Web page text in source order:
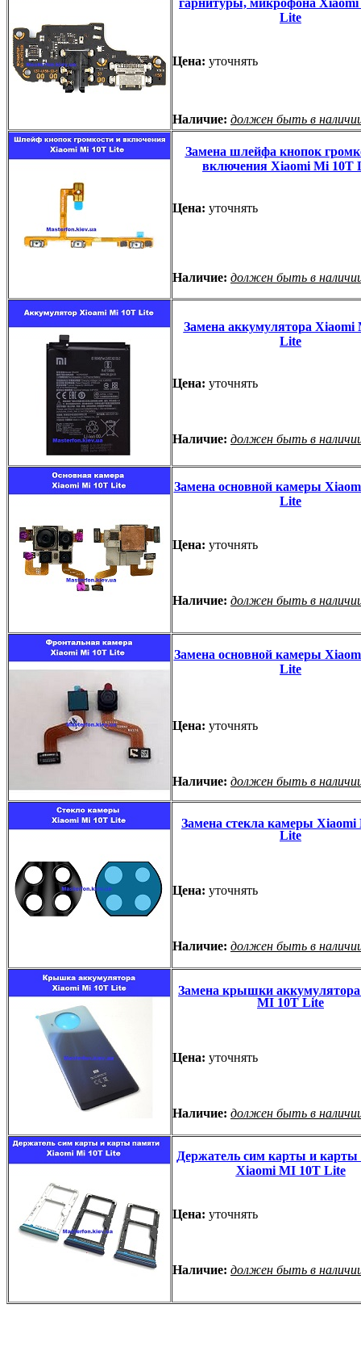
Lite
Цена: уточнять
Наличие: должен быть в
Замена шлейфа кнопок
включения Xiaomi Mi 10T
Цена: уточнять
Наличие: должен быть в
Замена аккумулятора Xiaomi
Lite
Цена: уточнять
Наличие: должен быть в
Замена основной камеры
Lite
Цена: уточнять
Наличие: должен быть в
Замена основной камеры
Lite
Цена: уточнять
Наличие: должен быть в
Замена стекла камеры Xiaomi
Lite
Цена: уточнять
Наличие: должен быть в
Замена крышки
MI 10T Lite
Цена: уточнять
Наличие: должен быть в
Держатель сим карты и карты
Xiaomi MI 10T Lite
Цена: уточнять
Наличие: должен быть в